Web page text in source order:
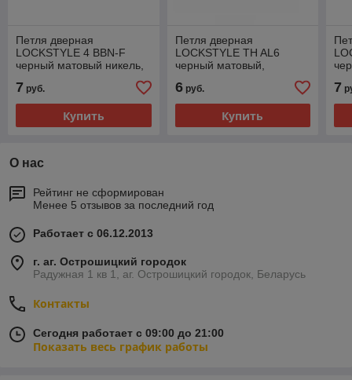
Петля дверная
LOCKSTYLE 4 BBN-F
черный матовый никель,
шариковыми
подшипниками)
7 руб.
Купить
Петля дверная
LOCKSTYLE TH AL6
черный матовый,
шариковыми
подшипниками)
6руб.
Купить
7
О нас
Рейтинг не сформирован
Менее 5 отзывов за последний год
Работает с 06.12.2013
г. аг. Острошицкий городок
Радужная 1 кв 1, аг. Острошицкий городок, Беларусь
Контакты
Сегодня работает с 09:00 до 21:00
Показать весь график работы